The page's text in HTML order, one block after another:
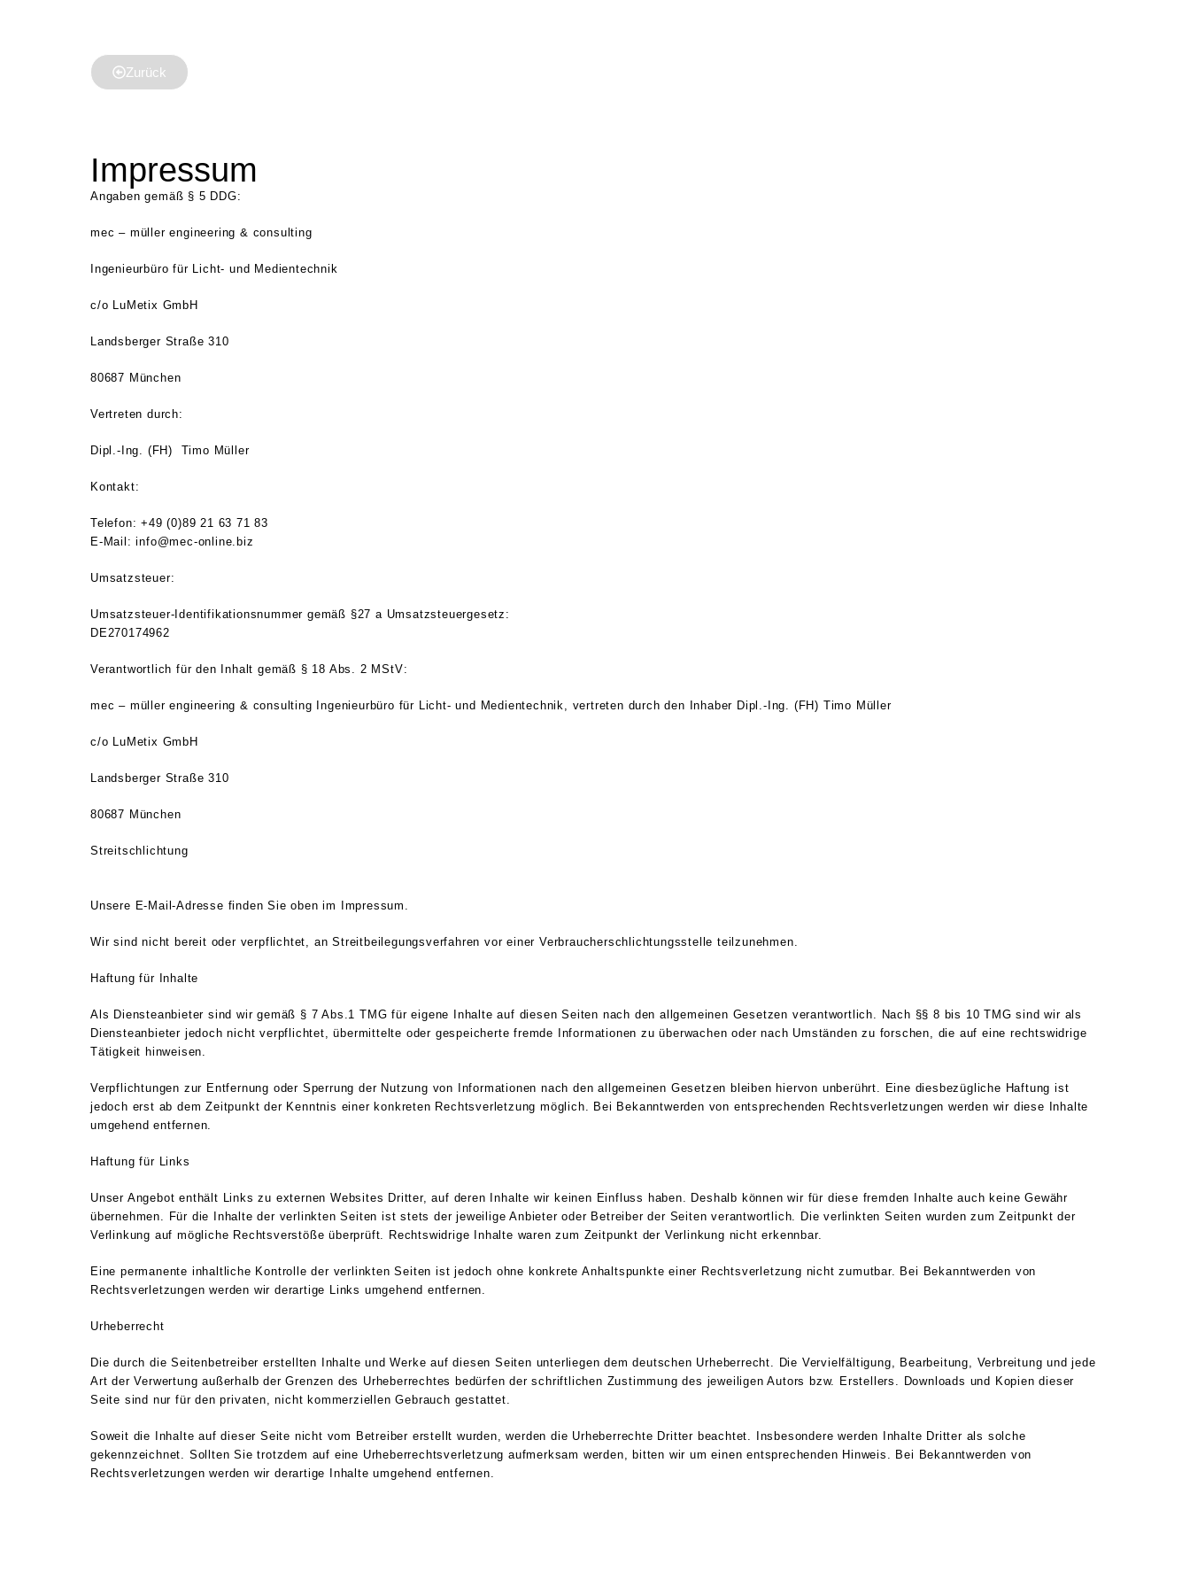
Zurück
Impressum
Angaben gemäß § 5 DDG:
mec – müller engineering & consulting
Ingenieurbüro für Licht- und Medientechnik
c/o LuMetix GmbH
Landsberger Straße 310
80687 München
Vertreten durch:
Dipl.-Ing. (FH) Timo Müller
Kontakt:
Telefon: +49 (0)89 21 63 71 83
E-Mail: info@mec-online.biz
Umsatzsteuer:
Umsatzsteuer-Identifikationsnummer gemäß §27 a Umsatzsteuergesetz:
DE270174962
Verantwortlich für den Inhalt gemäß § 18 Abs. 2 MStV:
mec – müller engineering & consulting Ingenieurbüro für Licht- und Medientechnik, vertreten durch den Inhaber Dipl.-Ing. (FH) Timo Müller
c/o LuMetix GmbH
Landsberger Straße 310
80687 München
Streitschlichtung
Unsere E-Mail-Adresse finden Sie oben im Impressum.
Wir sind nicht bereit oder verpflichtet, an Streitbeilegungsverfahren vor einer Verbraucherschlichtungsstelle teilzunehmen.
Haftung für Inhalte
Als Diensteanbieter sind wir gemäß § 7 Abs.1 TMG für eigene Inhalte auf diesen Seiten nach den allgemeinen Gesetzen verantwortlich. Nach §§ 8 bis 10 TMG sind wir als
Diensteanbieter jedoch nicht verpflichtet, übermittelte oder gespeicherte fremde Informationen zu überwachen oder nach Umständen zu forschen, die auf eine rechtswidrige
Tätigkeit hinweisen.
Verpflichtungen zur Entfernung oder Sperrung der Nutzung von Informationen nach den allgemeinen Gesetzen bleiben hiervon unberührt. Eine diesbezügliche Haftung ist
jedoch erst ab dem Zeitpunkt der Kenntnis einer konkreten Rechtsverletzung möglich. Bei Bekanntwerden von entsprechenden Rechtsverletzungen werden wir diese Inhalte
umgehend entfernen.
Haftung für Links
Unser Angebot enthält Links zu externen Websites Dritter, auf deren Inhalte wir keinen Einfluss haben. Deshalb können wir für diese fremden Inhalte auch keine Gewähr
übernehmen. Für die Inhalte der verlinkten Seiten ist stets der jeweilige Anbieter oder Betreiber der Seiten verantwortlich. Die verlinkten Seiten wurden zum Zeitpunkt der
Verlinkung auf mögliche Rechtsverstöße überprüft. Rechtswidrige Inhalte waren zum Zeitpunkt der Verlinkung nicht erkennbar.
Eine permanente inhaltliche Kontrolle der verlinkten Seiten ist jedoch ohne konkrete Anhaltspunkte einer Rechtsverletzung nicht zumutbar. Bei Bekanntwerden von
Rechtsverletzungen werden wir derartige Links umgehend entfernen.
Urheberrecht
Die durch die Seitenbetreiber erstellten Inhalte und Werke auf diesen Seiten unterliegen dem deutschen Urheberrecht. Die Vervielfältigung, Bearbeitung, Verbreitung und jede
Art der Verwertung außerhalb der Grenzen des Urheberrechtes bedürfen der schriftlichen Zustimmung des jeweiligen Autors bzw. Erstellers. Downloads und Kopien dieser
Seite sind nur für den privaten, nicht kommerziellen Gebrauch gestattet.
Soweit die Inhalte auf dieser Seite nicht vom Betreiber erstellt wurden, werden die Urheberrechte Dritter beachtet. Insbesondere werden Inhalte Dritter als solche
gekennzeichnet. Sollten Sie trotzdem auf eine Urheberrechtsverletzung aufmerksam werden, bitten wir um einen entsprechenden Hinweis. Bei Bekanntwerden von
Rechtsverletzungen werden wir derartige Inhalte umgehend entfernen.